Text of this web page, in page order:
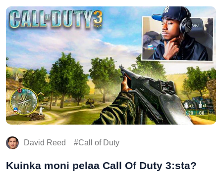
David Reed Call of Duty
Kuinka moni pelaa Call Of Duty 3:sta?